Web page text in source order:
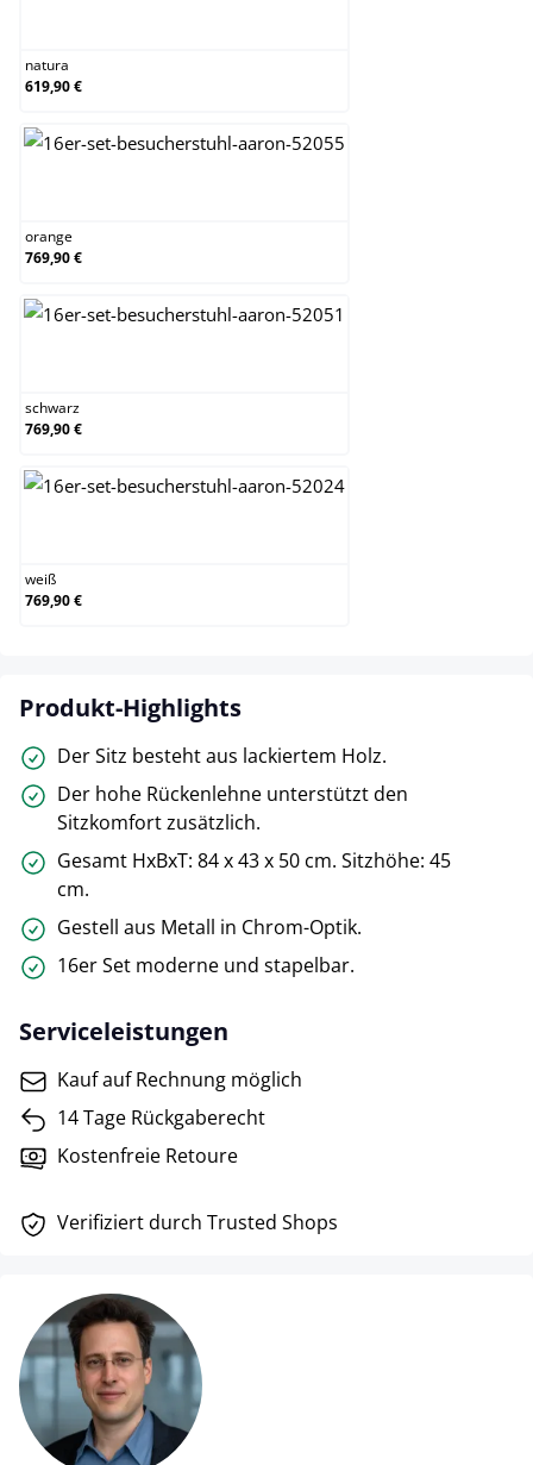
natura
619,90 €
orange
769,90 €
schwarz
769,90 €
weiß
769,90 €
Produkt-Highlights
Der Sitz besteht aus lackiertem Holz.
Der hohe Rückenlehne unterstützt den
Sitzkomfort zusätzlich.
Gesamt HxBxT: 84 x 43 x 50 cm. Sitzhöhe: 45
cm.
Gestell aus Metall in Chrom-Optik.
16er Set moderne und stapelbar.
Serviceleistungen
Kauf auf Rechnung möglich
14 Tage Rückgaberecht
Kostenfreie Retoure
Verifiziert durch Trusted Shops